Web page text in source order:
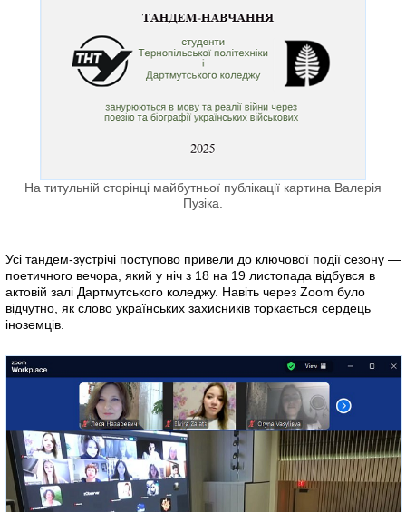
На титульній сторінці майбутньої публікації картина Валерія
Пузіка.
Усі тандем-зустрічі поступово привели до ключової події сезону —
поетичного вечора, який у ніч з 18 на 19 листопада відбувся в
актовій залі Дартмутського коледжу. Навіть через Zoom було
відчутно, як слово українських захисників торкається сердець
іноземців.